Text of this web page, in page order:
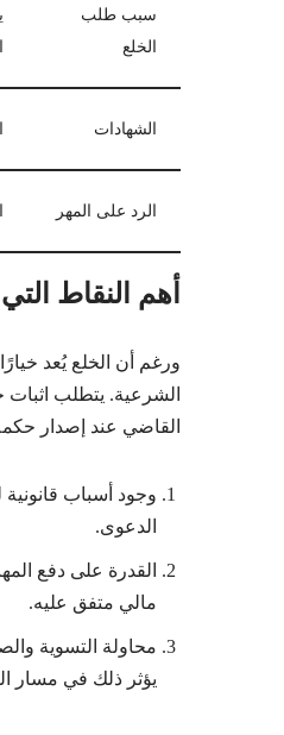
سبب طلب
الخلع
الشهادات
الرد على المهر
أهم النقاط
ورغم أن الخلع يُعد
الشرعية. يتطلب
القاضي عند إصدار
وجود أسباب
الدعوى.
القدرة على دفع
مالي متفق عليه.
محاولة التسوية
يؤثر ذلك في مسار